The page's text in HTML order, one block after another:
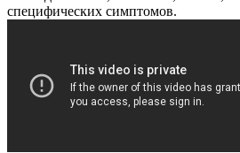
специфических симптомов.